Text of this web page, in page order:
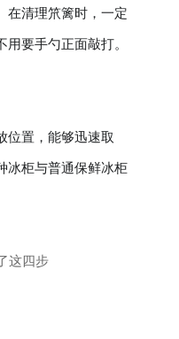
在清理笊篱时，一定
要手勺正面敲打。
位置，能够迅速取
冰柜与普通保鲜冰柜
这四步